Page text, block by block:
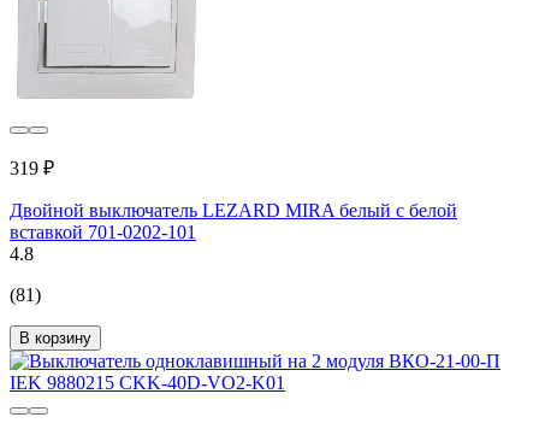
319 ₽
Двойной выключатель LEZARD MIRA белый с белой
вставкой 701-0202-101
4.8
(81)
В корзину